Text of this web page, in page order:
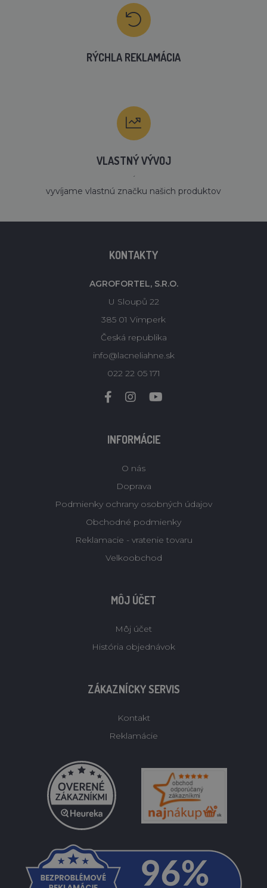
RÝCHLA REKLAMÁCIA
VLASTNÝ VÝVOJ
´
vyvíjame vlastnú značku našich produktov
KONTAKTY
AGROFORTEL, S.R.O.
U Sloupů 22
385 01 Vimperk
Česká republika
info@lacneliahne.sk
022 22 05 171
INFORMÁCIE
O nás
Doprava
Podmienky ochrany osobných údajov
Obchodné podmienky
Reklamacie - vratenie tovaru
Velkoobchod
MÔJ ÚČET
Môj účet
História objednávok
ZÁKAZNÍCKY SERVIS
Kontakt
Reklamácie